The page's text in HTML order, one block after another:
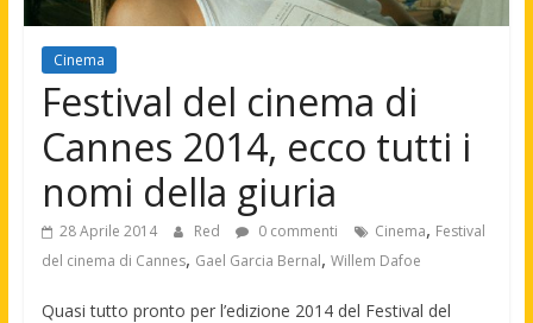
Cinema
Festival del cinema di
Cannes 2014, ecco tutti i
nomi della giuria
28 Aprile 2014 Red 0 commenti Cinema, Festival
del cinema di Cannes, Gael Garcia Bernal, Willem Dafoe
Quasi tutto pronto per l’edizione 2014 del Festival del